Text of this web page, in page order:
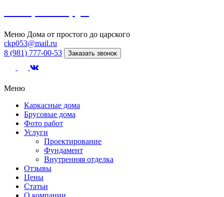
Меню Дома от простого до царского
ckp053@mail.ru
8 (981) 777-00-53
Заказать звонок
Меню
Каркасные дома
Брусовые дома
Фото работ
Услуги
Проектирование
Фундамент
Внутренняя отделка
Отзывы
Цены
Статьи
О компании